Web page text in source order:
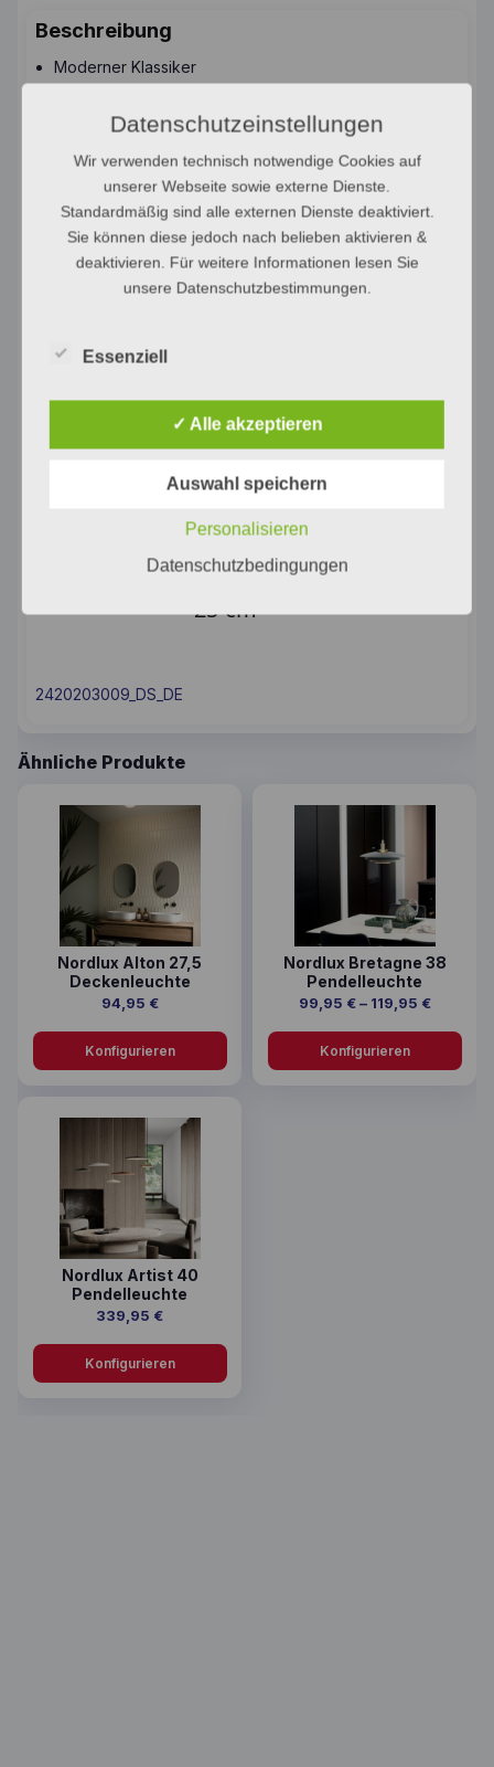
Beschreibung
Moderner Klassiker
Dimmbar
Weiches und diffuses Licht
Lange LED-Lebensdauer (30.000 Stunden)
2420203009_DS_DE
Ähnliche Produkte
Nordlux Alton 27,5
Deckenleuchte
94,95 €
Konfigurieren
Nordlux Bretagne 38
Pendelleuchte
99,95 € – 119,95 €
Konfigurieren
Nordlux Artist 40
Pendelleuchte
339,95 €
Konfigurieren
Datenschutzeinstellungen
Wir verwenden technisch notwendige Cookies auf
unserer Webseite sowie externe Dienste.
Standardmäßig sind alle externen Dienste deaktiviert.
Sie können diese jedoch nach belieben aktivieren &
deaktivieren. Für weitere Informationen lesen Sie
unsere Datenschutzbestimmungen.
Essenziell
✓ Alle akzeptieren
Auswahl speichern
Personalisieren
Datenschutzbedingungen